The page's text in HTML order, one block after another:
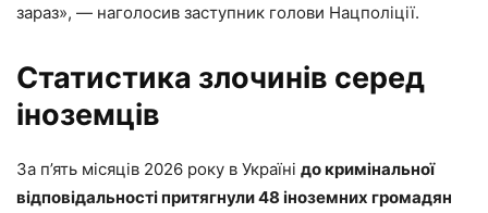
зараз», — наголосив заступник голови Нацполіції.
Статистика злочинів серед
іноземців
За п’ять місяців 2026 року в Україні до кримінальної
відповідальності притягнули 48 іноземних громадян